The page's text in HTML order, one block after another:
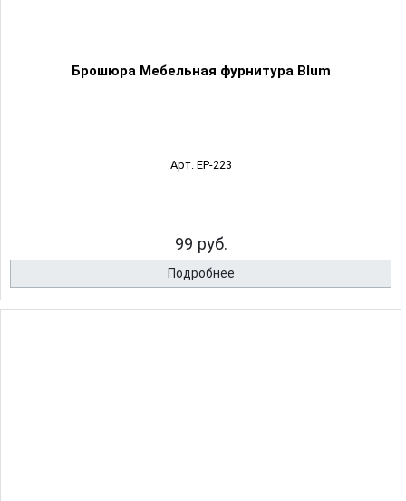
Брошюра Мебельная фурнитура Blum
Арт. EP-223
99 руб.
Подробнее